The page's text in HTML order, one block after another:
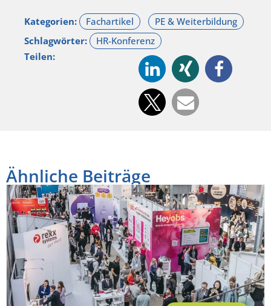
Kategorien:
Schlagwörter:
Teilen:
Ähnliche Beiträge